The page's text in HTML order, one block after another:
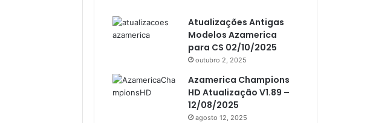
Americabox S205 Plus
Americabox S305 Plus
Atacado Games
Atualizações Antigas
Modelos Azamerica
para CS 02/10/2025
outubro 2, 2025
Azamerica Champions
HD Atualização V1.89 –
12/08/2025
agosto 12, 2025